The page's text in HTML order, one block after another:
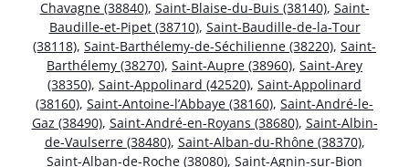
Chavagne (38840), Saint-Blaise-du-Buis (38140), Saint-
Baudille-et-Pipet (38710), Saint-Baudille-de-la-Tour
(38118), Saint-Barthélemy-de-Séchilienne (38220), Saint-
Barthélemy (38270), Saint-Aupre (38960), Saint-Arey
(38350), Saint-Appolinard (42520), Saint-Appolinard
(38160), Saint-Antoine-l’Abbaye (38160), Saint-André-le-
Gaz (38490), Saint-André-en-Royans (38680), Saint-Albin-
de-Vaulserre (38480), Saint-Alban-du-Rhône (38370),
Saint-Alban-de-Roche (38080), Saint-Agnin-sur-Bion